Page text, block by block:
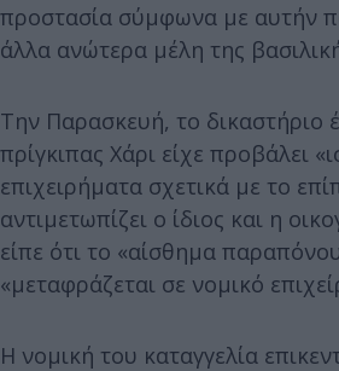
προστασία σύμφωνα με αυτήν
άλλα ανώτερα μέλη της
Την Παρασκευή, το δικαστήριο
πρίγκιπας Χάρι είχε προβάλει
επιχειρήματα σχετικά με το
αντιμετωπίζει ο ίδιος και η
είπε ότι το «αίσθημα
«μεταφράζεται σε νομικό
Η νομική του καταγγελία